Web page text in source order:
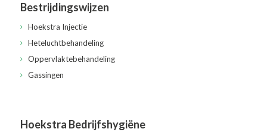
Bestrijdingswijzen
Hoekstra Injectie
Heteluchtbehandeling
Oppervlaktebehandeling
Gassingen
Hoekstra Bedrijfshygiëne